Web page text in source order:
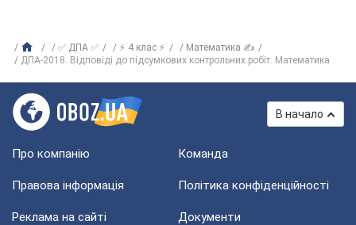
✅ ДПА ✅ ⚡ 4 клас ⚡
Математика ✍
ДПА-2018. Відповіді до підсумкових контрольних робіт. Математика
В начало
Про компанію Команда
Правова інформація Політика конфіденційності
Реклама на сайті Документи